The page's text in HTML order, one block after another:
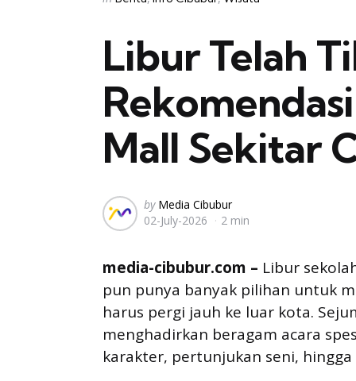
Libur Telah
Mall Sekitar
Posted
by
by Media Cibubur
02-July-2026
2 min
media-cibubur.com – Libur
pun punya banyak pilihan untuk
harus pergi jauh ke luar kota.
menghadirkan beragam acara
karakter, pertunjukan seni,